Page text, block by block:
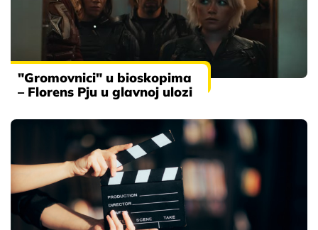
"Gromovnici" u bioskopima
– Florens Pju u glavnoj ulozi